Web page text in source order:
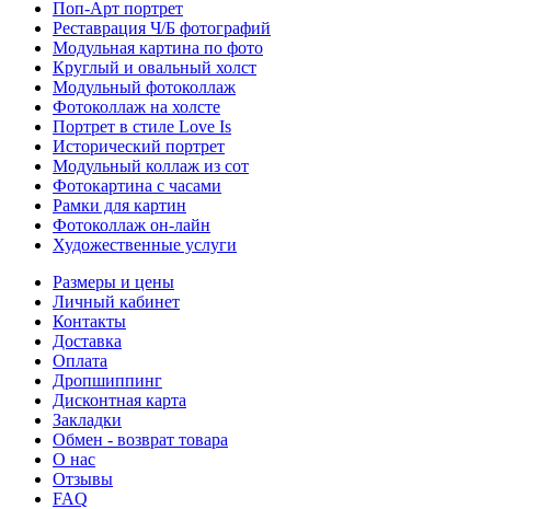
Поп-Арт портрет
Реставрация Ч/Б фотографий
Модульная картина по фото
Круглый и овальный холст
Модульный фотоколлаж
Фотоколлаж на холсте
Портрет в стиле Love Is
Исторический портрет
Модульный коллаж из сот
Фотокартина с часами
Рамки для картин
Фотоколлаж он-лайн
Художественные услуги
Размеры и цены
Личный кабинет
Контакты
Доставка
Оплата
Дропшиппинг
Дисконтная карта
Закладки
Обмен - возврат товара
О нас
Отзывы
FAQ